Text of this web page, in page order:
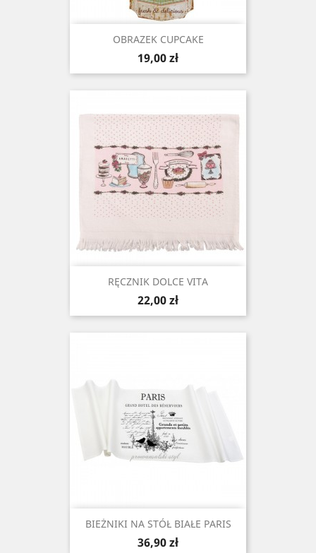
OBRAZEK CUPCAKE
Cena
19,00 zł
RĘCZNIK DOLCE VITA
Cena
22,00 zł
BIEŻNIKI NA STÓŁ BIAŁE PARIS
Cena
36,90 zł